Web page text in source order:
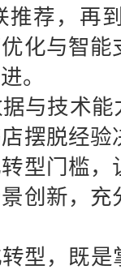
推荐，再
化与智
。
与技术
摆脱经
型门槛
创新，
型，既